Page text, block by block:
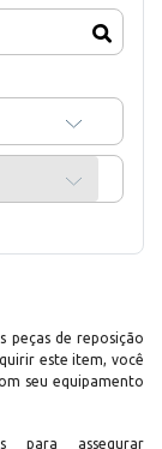
peças de reposição
este item, você
seu equipamento
para assegurar